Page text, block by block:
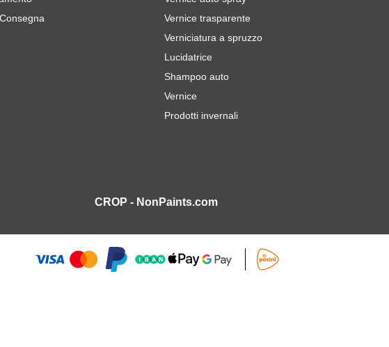
Vernice trasparente
Verniciatura a spruzzo
Lucidatrice
Shampoo auto
Vernice
Prodotti invernali
CROP - NonPaints.com